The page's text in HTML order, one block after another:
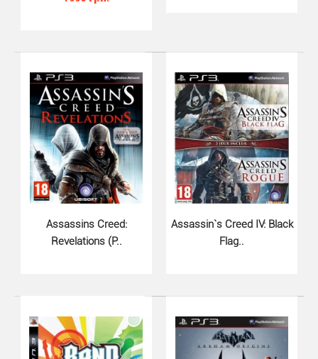
открытый игровой процессИсследуйте прекрасно де..
Dark Souls II Scholar of the Fi..
Assassins Creed:
Revelations (P..
Assassin`s Creed IV: Black
Flag..